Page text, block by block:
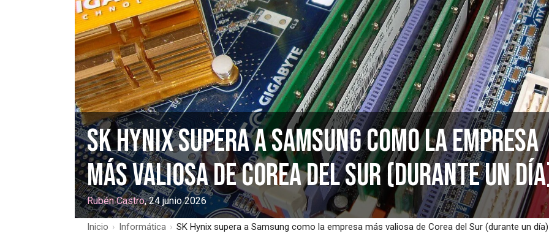
SK Hynix supera a Samsung como la empresa
más valiosa de Corea del Sur (durante un
Rubén Castro, 24 junio 2026
Inicio › Informática › SK Hynix supera a Samsung como la empresa más valiosa de Corea del Sur (durante un día)